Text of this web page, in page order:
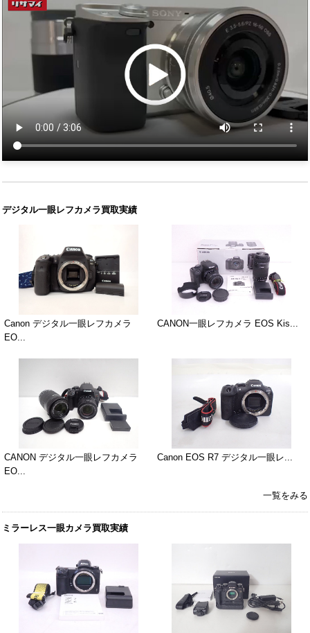
デジタル一眼レフカメラ買取実績
Canon デジタル一眼レフカメラ
EO...
CANON一眼レフカメラ EOS Kis...
CANON デジタル一眼レフカメラ
EO...
Canon EOS R7 デジタル一眼レ...
一覧をみる
ミラーレス一眼カメラ買取実績